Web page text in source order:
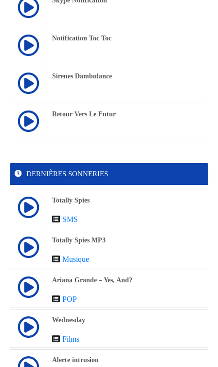
Notification Toc Toc
Sirenes Dambulance
Retour Vers Le Futur
DERNIÈRES SONNERIES
Totally Spies
SMS
Totally Spies MP3
Musique
Ariana Grande – Yes, And?
POP
Wednesday
Films
Alerte intrusion